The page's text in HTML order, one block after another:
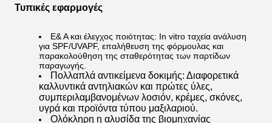
Τυπικές εφαρμογές
Ε& Α και έλεγχος ποιότητας: In vitro ταχεία ανάλυση
για SPF/UVAPF, επαλήθευση της φόρμουλας και
παρακολούθηση της σταθερότητας των παρτίδων
παραγωγής.
Πολλαπλά αντικείμενα δοκιμής: Διαφορετικά
καλλυντικά αντηλιακών και πρώτες ύλες,
συμπεριλαμβανομένων λοσιόν, κρέμες, σκόνες,
υγρά και προϊόντα τύπου μαξιλαριού.
Ολόκληρη η αλυσίδα της βιομηχανίας